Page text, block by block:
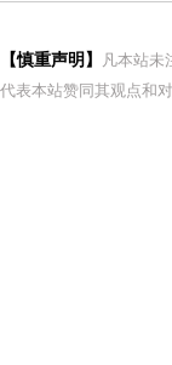
【慎重声明】
凡本站未
代表本站赞同其观点和